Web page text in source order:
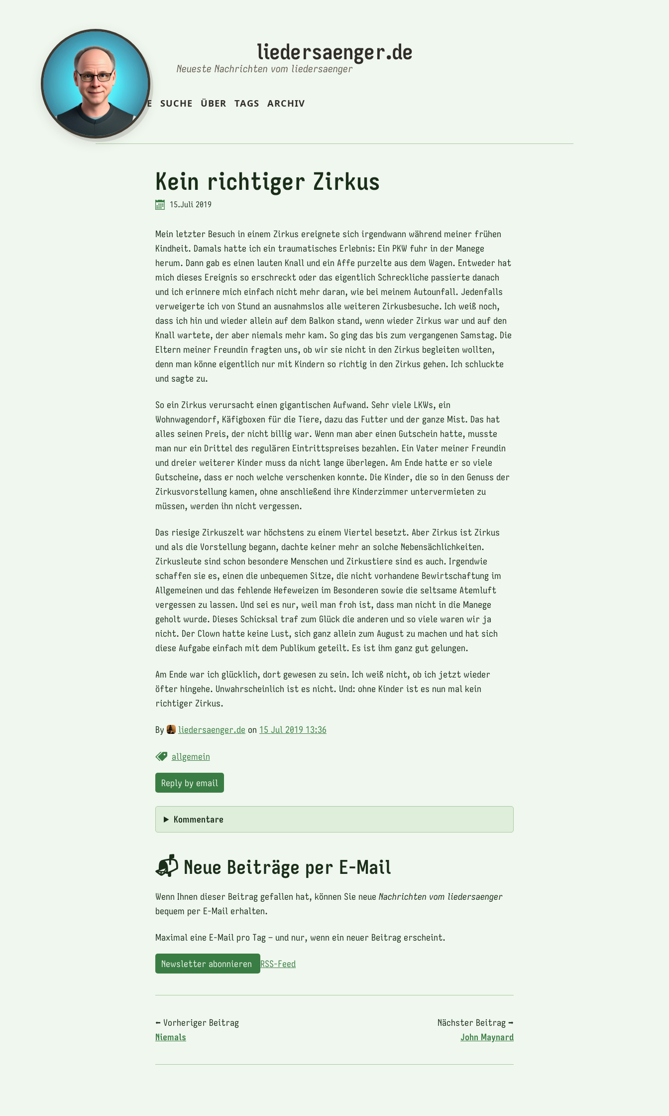
liedersaenger.de
Neueste Nachrichten vom liedersaenger
STARTSEITE SUCHE ÜBER TAGS ARCHIV
Kein richtiger Zirkus
15.Juli 2019
Mein letzter Besuch in einem Zirkus ereignete sich irgendwann während meiner frühen
Kindheit. Damals hatte ich ein traumatisches Erlebnis: Ein PKW fuhr in der Manege
herum. Dann gab es einen lauten Knall und ein Affe purzelte aus dem Wagen. Entweder hat
mich dieses Ereignis so erschreckt oder das eigentlich Schreckliche passierte danach
und ich erinnere mich einfach nicht mehr daran, wie bei meinem Autounfall. Jedenfalls
verweigerte ich von Stund an ausnahmslos alle weiteren Zirkusbesuche. Ich weiß noch,
dass ich hin und wieder allein auf dem Balkon stand, wenn wieder Zirkus war und auf den
Knall wartete, der aber niemals mehr kam. So ging das bis zum vergangenen Samstag. Die
Eltern meiner Freundin fragten uns, ob wir sie nicht in den Zirkus begleiten wollten,
denn man könne eigentlich nur mit Kindern so richtig in den Zirkus gehen. Ich schluckte
und sagte zu.
So ein Zirkus verursacht einen gigantischen Aufwand. Sehr viele LKWs, ein
Wohnwagendorf, Käfigboxen für die Tiere, dazu das Futter und der ganze Mist. Das hat
alles seinen Preis, der nicht billig war. Wenn man aber einen Gutschein hatte, musste
man nur ein Drittel des regulären Eintrittspreises bezahlen. Ein Vater meiner Freundin
und dreier weiterer Kinder muss da nicht lange überlegen. Am Ende hatte er so viele
Gutscheine, dass er noch welche verschenken konnte. Die Kinder, die so in den Genuss der
Zirkusvorstellung kamen, ohne anschließend ihre Kinderzimmer untervermieten zu
müssen, werden ihn nicht vergessen.
Das riesige Zirkuszelt war höchstens zu einem Viertel besetzt. Aber Zirkus ist Zirkus
und als die Vorstellung begann, dachte keiner mehr an solche Nebensächlichkeiten.
Zirkusleute sind schon besondere Menschen und Zirkustiere sind es auch. Irgendwie
schaffen sie es, einen die unbequemen Sitze, die nicht vorhandene Bewirtschaftung im
Allgemeinen und das fehlende Hefeweizen im Besonderen sowie die seltsame Atemluft
vergessen zu lassen. Und sei es nur, weil man froh ist, dass man nicht in die Manege
geholt wurde. Dieses Schicksal traf zum Glück die anderen und so viele waren wir ja
nicht. Der Clown hatte keine Lust, sich ganz allein zum August zu machen und hat sich
diese Aufgabe einfach mit dem Publikum geteilt. Es ist ihm ganz gut gelungen.
Am Ende war ich glücklich, dort gewesen zu sein. Ich weiß nicht, ob ich jetzt wieder
öfter hingehe. Unwahrscheinlich ist es nicht. Und: ohne Kinder ist es nun mal kein
richtiger Zirkus.
By liedersaenger.de on 15 Jul 2019 13:36
allgemein
Reply by email
Kommentare
📬 Neue Beiträge per E-Mail
Wenn Ihnen dieser Beitrag gefallen hat, können Sie neue Nachrichten vom liedersaenger
bequem per E-Mail erhalten.
Maximal eine E-Mail pro Tag – und nur, wenn ein neuer Beitrag erscheint.
Newsletter abonnieren RSS-Feed
⬅ Vorheriger Beitrag
Niemals
Nächster Beitrag ➡
John Maynard